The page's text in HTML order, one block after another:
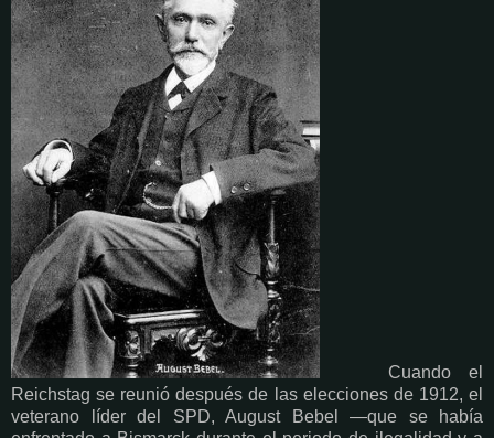
Cuando el
Reichstag se reunió después de las elecciones de 1912, el
veterano líder del SPD, August Bebel —que se había